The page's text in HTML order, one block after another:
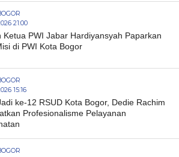
21:00
Ketua PWI Jabar Hardiyansyah Paparkan
di PWI Kota Bogor
15:16
ke-12 RSUD Kota Bogor, Dedie Rachim
Profesionalisme Pelayanan